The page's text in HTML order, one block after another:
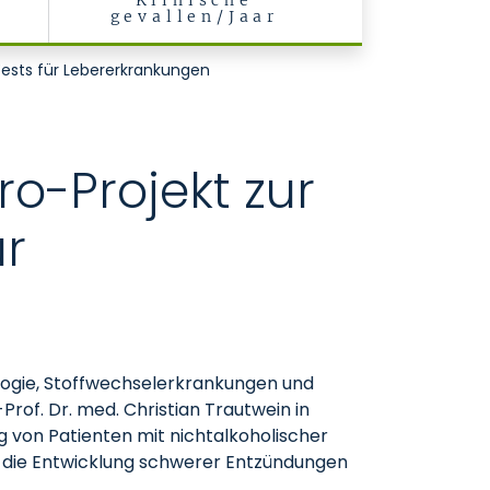
gevallen/Jaar
für Lebererkrankungen
Projekt zur
Stoffwechselerkrankungen und
Dr. med. Christian Trautwein in
von Patienten mit nichtalkoholischer
Entwicklung schwerer Entzündungen